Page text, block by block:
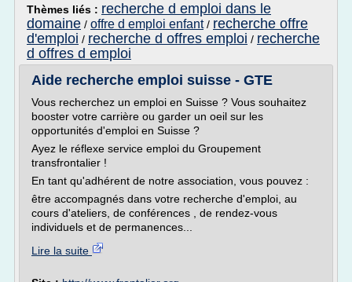
Thèmes liés : recherche d emploi dans le
domaine / offre d emploi enfant/ recherche offre
d'emploi / recherche d offres emploi / recherche
d offres d emploi
Aide recherche emploi suisse - GTE
Vous recherchez un emploi en Suisse ? Vous souhaitez
booster votre carrière ou garder un oeil sur les
opportunités d'emploi en Suisse ?
Ayez le réflexe service emploi du Groupement
transfrontalier !
En tant qu'adhérent de notre association, vous pouvez :
être accompagnés dans votre recherche d'emploi, au
cours d'ateliers, de conférences , de rendez-vous
individuels et de permanences...
Lire la suite